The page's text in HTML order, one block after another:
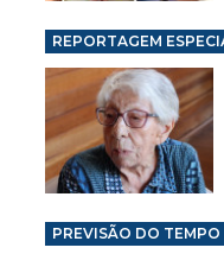
REPORTAGEM
PREVISÃO DO TEMPO